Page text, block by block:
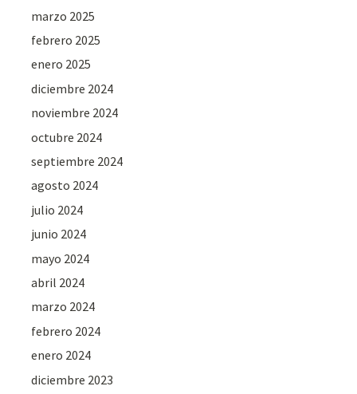
marzo 2025
febrero 2025
enero 2025
diciembre 2024
noviembre 2024
octubre 2024
septiembre 2024
agosto 2024
julio 2024
junio 2024
mayo 2024
abril 2024
marzo 2024
febrero 2024
enero 2024
diciembre 2023